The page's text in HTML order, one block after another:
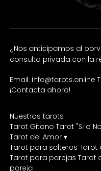
¿Nos anticipamos al
consulta privada con la
Email: info@tarots.online
¡Contacta ahora!
Nuestros tarots
Tarot Gitano Tarot "Si o
Tarot del Amor ▾
Tarot para solteros Tarot
Tarot para parejas Tarot
pareja